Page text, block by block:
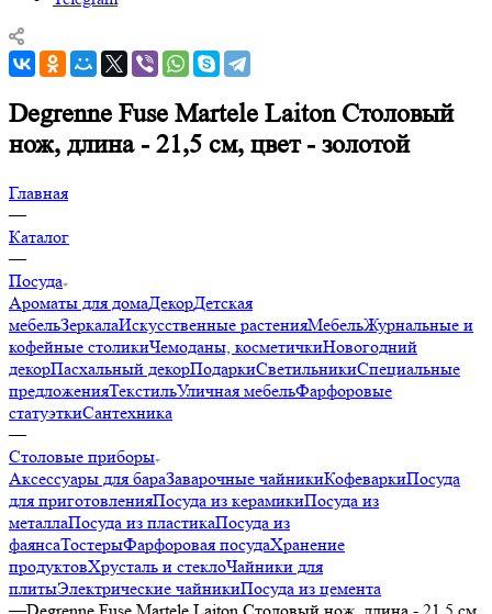
Degrenne Fuse Martele Laiton Столовый
нож, длина - 21,5 см, цвет - золотой
Главная
—
Каталог
—
Посуда
Ароматы для домаДекорДетская
мебельЗеркалаИскусственные растенияМебельЖурнальные и
кофейные столикиЧемоданы, косметичкиНовогодний
декорПасхальный декорПодаркиСветильникиСпециальные
предложенияТекстильУличная мебельФарфоровые
статуэткиСантехника
—
Столовые приборы
Аксессуары для бараЗаварочные чайникиКофеваркиПосуда
для приготовленияПосуда из керамикиПосуда из
металлаПосуда из пластикаПосуда из
фаянсаТостерыФарфоровая посудаХранение
продуктовХрусталь и стеклоЧайники для
плитыЭлектрические чайникиПосуда из цемента